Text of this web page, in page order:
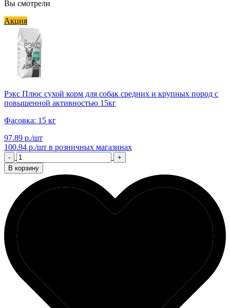
Вы смотрели
Акция
Рэкс Плюс сухой корм для собак средних и крупных пород с
повышенной активностью 15кг
Фасовка: 15 кг
97.89 р./шт
100.94 р./шт в розничных магазинах
-
+
В корзину